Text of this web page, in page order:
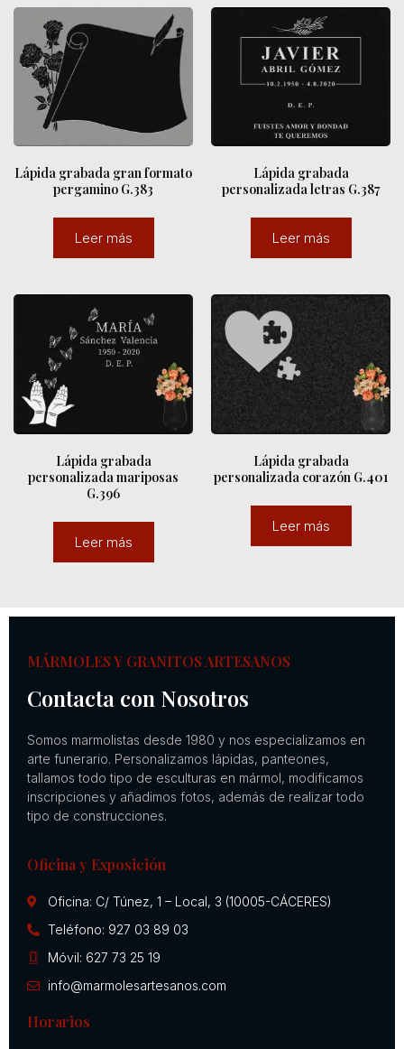
Lápida grabada gran formato
pergamino G.383
Leer más
Lápida grabada
personalizada letras G.387
Leer más
Lápida grabada
personalizada mariposas
G.396
Leer más
Lápida grabada
personalizada corazón G.401
Leer más
MÁRMOLES Y GRANITOS ARTESANOS
Contacta con Nosotros
Somos marmolistas desde 1980 y nos especializamos en
arte funerario. Personalizamos lápidas, panteones,
tallamos todo tipo de esculturas en mármol, modificamos
inscripciones y añadimos fotos, además de realizar todo
tipo de construcciones.
Oficina y Exposición
Oficina: C/ Túnez, 1 – Local, 3 (10005-CÁCERES)
Teléfono: 927 03 89 03
Móvil: 627 73 25 19
info@marmolesartesanos.com
Horarios